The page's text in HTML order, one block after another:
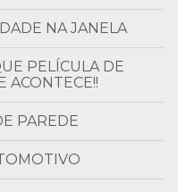
NA JANELA
ACONTECE!!
PAREDE